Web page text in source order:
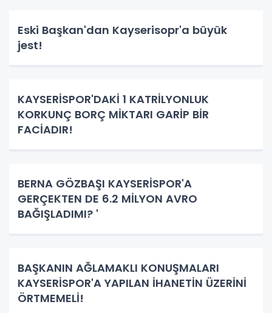
Eski Başkan'dan Kayserisopr'a büyük
jest!
KAYSERİSPOR'DAKİ 1 KATRİLYONLUK
KORKUNÇ BORÇ MİKTARI GARİP BİR
FACİADIR!
BERNA GÖZBAŞI KAYSERİSPOR'A
GERÇEKTEN DE 6.2 MİLYON AVRO
BAĞIŞLADIMI? '
BAŞKANIN AĞLAMAKLI KONUŞMALARI
KAYSERİSPOR'A YAPILAN İHANETİN ÜZERİNİ
ÖRTMEMELİ!